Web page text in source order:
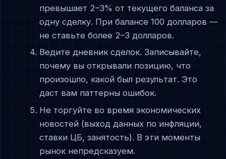
превышает 2–3% от текущего баланса за
одну сделку. При балансе 100 долларов —
не ставьте более 2–3 долларов.
Ведите дневник сделок. Записывайте,
почему вы открывали позицию, что
произошло, какой был результат. Это
даст вам паттерны ошибок.
Не торгуйте во время экономических
новостей (выход данных по инфляции,
ставки ЦБ, занятость). В эти моменты
рынок непредсказуем.